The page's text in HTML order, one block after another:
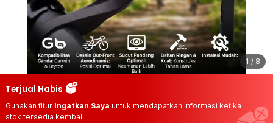
1 / 8
Terjual Habis
Gunakan fitur Ingatkan Saya untuk mendapatkan informasi ketika
stok tersedia kembali.